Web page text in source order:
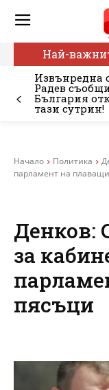
Най-
Извънредна
Радев
България
тази сутрин!
Начало Политика
парламент на
Денков:
за
пясъци